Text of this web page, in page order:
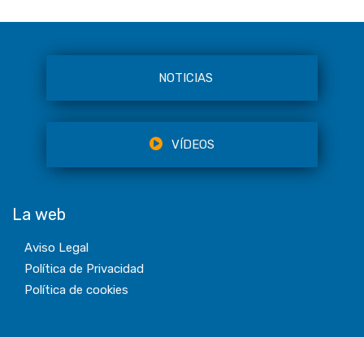
NOTICIAS
VÍDEOS
La web
Aviso Legal
Política de Privacidad
Política de cookies